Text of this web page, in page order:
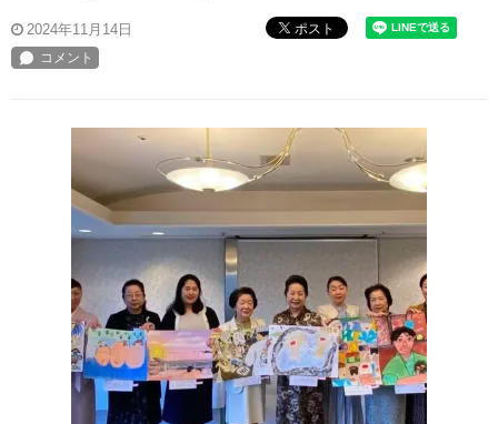
2024年11月14日 ポスト